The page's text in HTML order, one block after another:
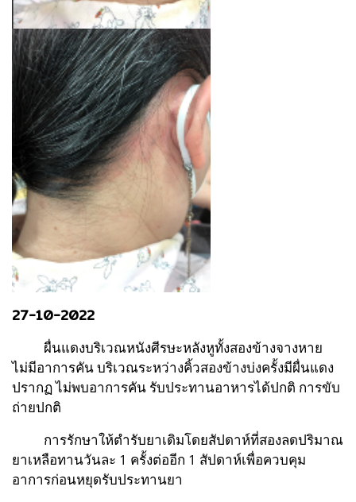
27-10-2022
ผื่นแดงบริเวณหนังศีรษะหลังหูทั้งสองข้างจางหาย
ไม่มีอาการคัน บริเวณระหว่างคิ้วสองข้างบ่งครั้งมีผื่นแดง
ปรากฏ ไม่พบอาการคัน รับประทานอาหารได้ปกติ การขับ
ถ่ายปกติ
การรักษาให้ตำรับยาเดิมโดยสัปดาห์ที่สองลดปริมาณ
ยาเหลือทานวันละ 1 ครั้งต่ออีก 1 สัปดาห์เพื่อควบคุม
อาการก่อนหยุดรับประทานยา